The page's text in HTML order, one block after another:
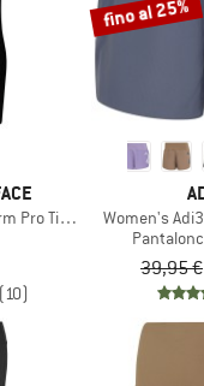
Pro Tight
(10)
fino al 25%
Women's
39,95 €